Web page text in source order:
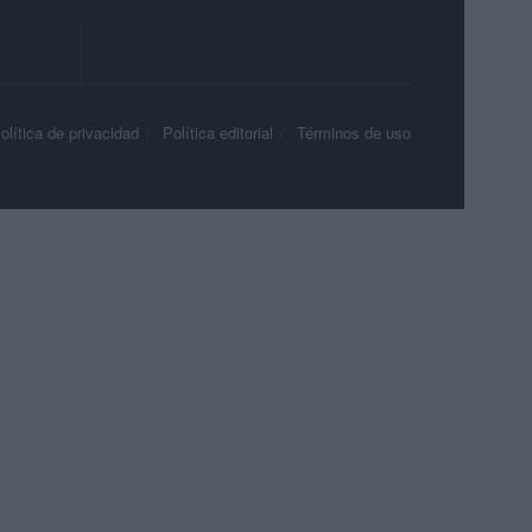
de privacidad Política editorial Términos de uso